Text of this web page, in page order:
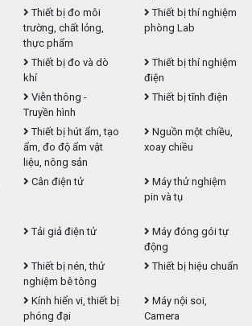
Thiết bị đo môi
trường, chất lỏng,
thực phẩm
Thiết bị thí nghiệm
phòng Lab
Thiết bị đo và dò
khí
Thiết bị thí nghiệm
điện
Viễn thông -
Truyền hình
Thiết bị tĩnh điện
Thiết bị hút ẩm, tạo
ẩm, đo độ ẩm vật
liệu, nông sản
Nguồn một chiều,
xoay chiều
Cân điện tử
Máy thử nghiệm
pin và tụ
Tải giả điện tử
Máy đóng gói tự
động
Thiết bị nén, thử
nghiệm bê tông
Thiết bị hiệu chuẩn
Kính hiển vi, thiết bị
phóng đại
Máy nội soi,
Camera